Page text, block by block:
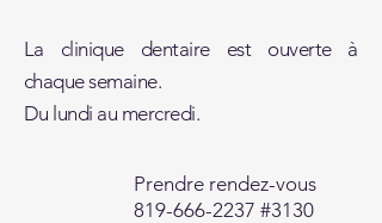
La clinique dentaire est ouverte à
chaque semaine.
Du lundi au mercredi.
Prendre rendez-vous
819-666-2237 #3130